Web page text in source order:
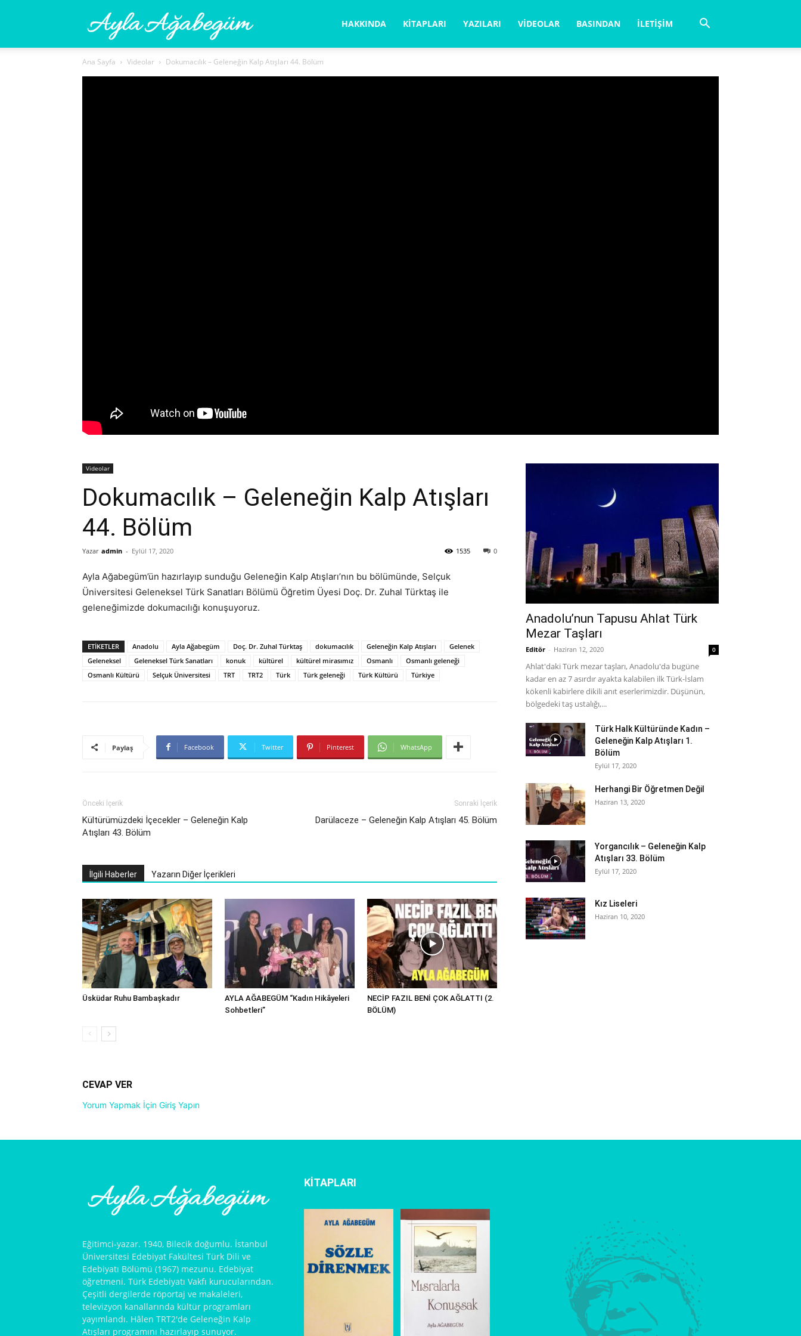
HAKKINDA KITAPLARI YAZILARI VIDEOLAR BASINDAN İLETIŞIM
Ana Sayfa Videolar Dokumacılık – Geleneğin Kalp Atışları 44. Bölüm
Videolar
Dokumacılık – Geleneğin Kalp Atışları
44. Bölüm
Yazar admin - Eylül 17, 2020 0
1535
Ayla Ağabegüm’ün hazırlayıp sunduğu Geleneğin Kalp Atışları’nın bu bölümünde, Selçuk
Üniversitesi Geleneksel Türk Sanatları Bölümü Öğretim Üyesi Doç. Dr. Zuhal Türktaş ile
geleneğimizde dokumacılığı konuşuyoruz.
ETIKETLER Anadolu Ayla Ağabegüm Doç. Dr. Zuhal Türktaş dokumacılık Geleneğin Kalp Atışları
Gelenek
Geleneksel
Geleneksel Türk Sanatları konuk kültürel kültürel mirasımız Osmanlı
Osmanlı geleneği
Osmanlı Kültürü
Selçuk Üniversitesi TRT TRT2 Türk Türk geleneği Türk Kültürü Türkiye
Paylaş Facebook Twitter Pinterest WhatsApp
Önceki İçerik
Kültürümüzdeki İçecekler – Geleneğin Kalp
Atışları 43. Bölüm
Sonraki İçerik
Darülaceze – Geleneğin Kalp Atışları 45. Bölüm
İlgili Haberler Yazarın Diğer İçerikleri
Üsküdar Ruhu Bambaşkadır
AYLA AĞABEGÜM “Kadın Hikâyeleri
Sohbetleri”
NECİP FAZIL BENİ ÇOK AĞLATTI (2.
BÖLÜM)
CEVAP VER
Yorum Yapmak İçin Giriş Yapın
Anadolu’nun Tapusu Ahlat Türk
Mezar Taşları
Editör - Haziran 12, 2020 0
Ahlat'daki Türk mezar taşları, Anadolu'da bugüne
kadar en az 7 asırdır ayakta kalabilen ilk Türk-İslam
kökenli kabirlere dikili anıt eserlerimizdir. Düşünün,
bölgedeki taş ustalığı,...
Türk Halk Kültüründe Kadın –
Geleneğin Kalp Atışları 1.
Bölüm
Eylül 17, 2020
Herhangi Bir Öğretmen Değil
Haziran 13, 2020
Yorgancılık – Geleneğin Kalp
Atışları 33. Bölüm
Eylül 17, 2020
Kız Liseleri
Haziran 10, 2020
Eğitimci-yazar. 1940, Bilecik doğumlu. İstanbul
Üniversitesi Edebiyat Fakültesi Türk Dili ve
Edebiyatı Bölümü (1967) mezunu. Edebiyat
öğretmeni. Türk Edebiyatı Vakfı kurucularından.
Çeşitli dergilerde röportaj ve makaleleri,
televizyon kanallarında kültür programları
yayımlandı. Hâlen TRT2'de Geleneğin Kalp
Atışları programını hazırlayıp sunuyor.
KİTAPLARI